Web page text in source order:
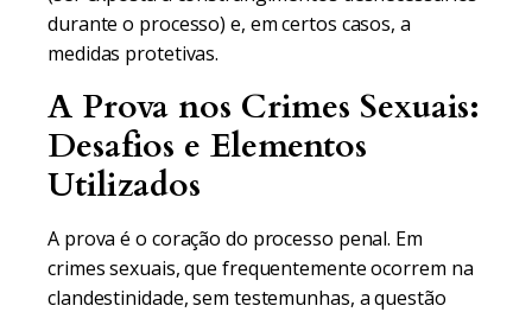
durante o processo) e, em certos casos, a
medidas protetivas.
A Prova nos Crimes Sexuais:
Desafios e Elementos
Utilizados
A prova é o coração do processo penal. Em
crimes sexuais, que frequentemente ocorrem na
clandestinidade, sem testemunhas, a questão